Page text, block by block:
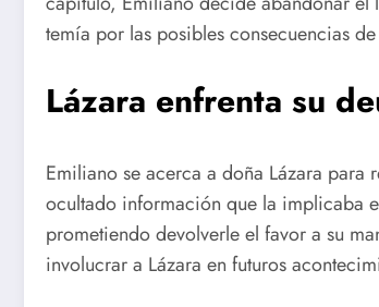
temía por las posibles consecuencias
Lázara enfrenta su
Emiliano se acerca a doña Lázara
ocultado información que la implicaba
prometiendo devolverle el favor a su
involucrar a Lázara en futuros